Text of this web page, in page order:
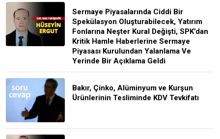
Sermaye Piyasalarında Ciddi Bir
Spekülasyon Oluşturabilecek, Yatırım
Fonlarına Neşter Kural Değişti, SPK’dan
Kritik Hamle Haberlerine Sermaye
Piyasası Kurulundan Yalanlama Ve
Yerinde Bir Açıklama Geldi
Bakır, Çinko, Alüminyum ve Kurşun
Ürünlerinin Tesliminde KDV Tevkifatı